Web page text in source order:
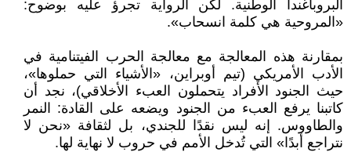
البروباغندا الوطنية. لكن الرواية تجرؤ عليه بوضوح:
«المروحية هي كلمة انسحاب».
بمقارنة هذه المعالجة مع معالجة الحرب الفيتنامية في
الأدب الأمريكي (تيم أوبراين، «الأشياء التي حملوها»،
حيث الجنود الأفراد يتحملون العبء الأخلاقي)، نجد أن
كاتبنا يرفع العبء من الجنود ويضعه على القادة: النمر
والطاووس. إنه ليس نقدًا للجندي، بل لثقافة «نحن لا
نتراجع أبدًا» التي تُدخل الأمم في حروب لا نهاية لها.